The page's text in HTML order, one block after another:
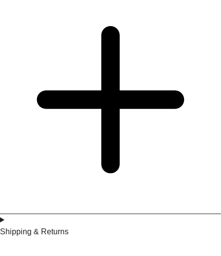
Shipping & Returns